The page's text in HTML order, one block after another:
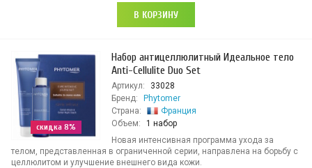
В КОРЗИНУ
скидка 8%
Набор антицеллюлитный Идеальное тело
Anti-Cellulite Duo Set
Артикул:
33028
Бренд:
Phytomer
Страна:
Франция
Объем:
1 набор
Новая интенсивная программа ухода за
телом, представленная в ограниченной серии, направлена на борьбу с
целлюлитом и улучшение внешнего вида кожи.